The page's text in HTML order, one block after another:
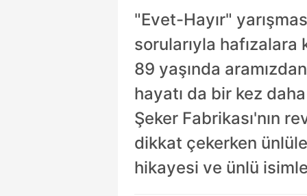
"Evet-Hayır"
sorularıyla hafızalara
89 yaşında
hayatı da bir kez
Şeker Fabrikası'nın
dikkat çekerken
hikayesi ve ünlü